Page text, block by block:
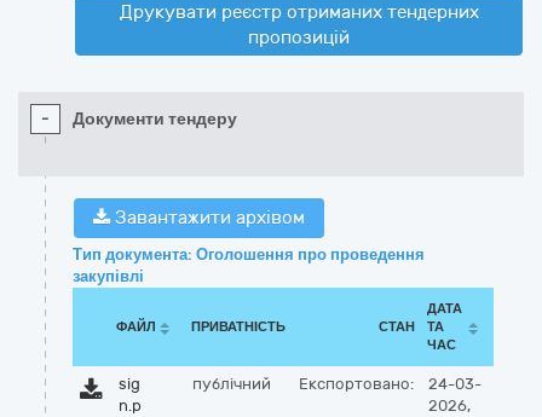
Друкувати реєстр отриманих тендерних
пропозицій
- Документи тендеру
Завантажити архівом
Тип документа: Оголошення про проведення
закупівлі
ФАЙЛ ПРИВАТНІСТЬ СТАН
ДАТА
ТА
ЧАС
sig
n.p
публічний Експортовано:
24-03-
2026,